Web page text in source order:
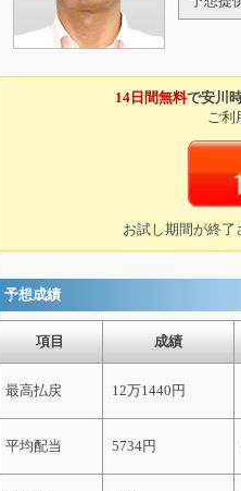
14日間無料で安川
ご利
お試し期間が終了
予想成績
項目 成績
最高払戻 12万1440円
平均配当 5734円